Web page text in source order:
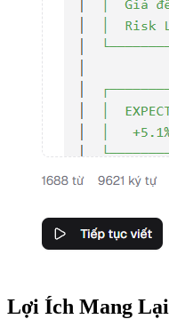
Lợi Ích Mang Lại